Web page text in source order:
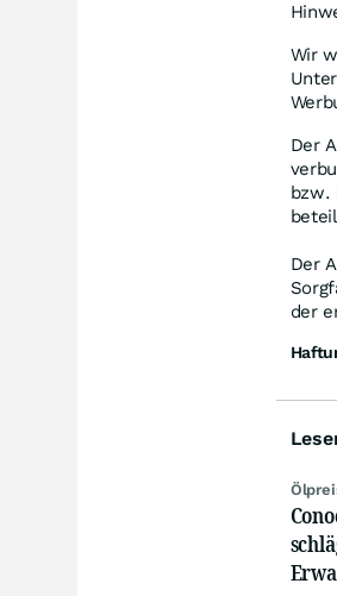
Wir
Der
bzw.
Der
der